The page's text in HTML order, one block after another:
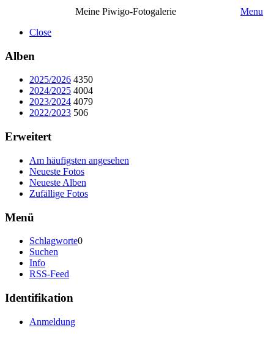
Meine Piwigo-Fotogalerie
Menu
Close
Alben
2025/2026 4350
2024/2025 4004
2023/2024 4079
2022/2023 506
Erweitert
Am häufigsten angesehen
Neueste Fotos
Neueste Alben
Zufällige Fotos
Menü
Schlagworte0
Suchen
Info
RSS-Feed
Identifikation
Anmeldung